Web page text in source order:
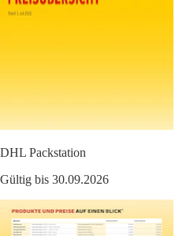
DHL Packstation
Gültig bis 30.09.2026